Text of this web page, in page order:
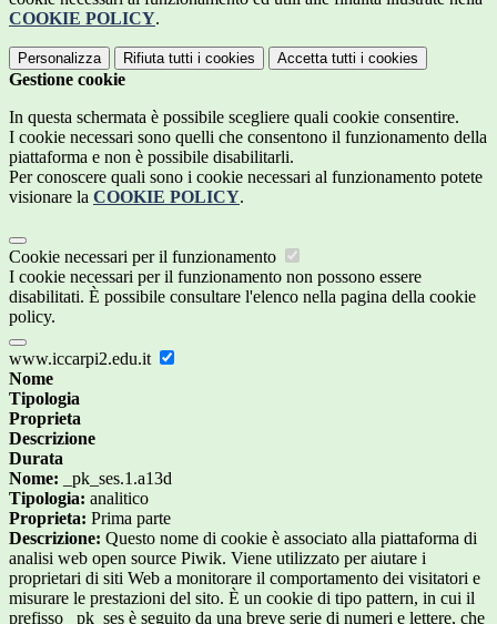
COOKIE POLICY.
Personalizza Rifiuta tutti i cookies Accetta tutti i cookies
Gestione cookie
In questa schermata è possibile scegliere quali cookie consentire.
I cookie necessari sono quelli che consentono il funzionamento della
piattaforma e non è possibile disabilitarli.
Per conoscere quali sono i cookie necessari al funzionamento potete
visionare la COOKIE POLICY.
Cookie necessari per il funzionamento
I cookie necessari per il funzionamento non possono essere
disabilitati. È possibile consultare l'elenco nella pagina della cookie
policy.
www.iccarpi2.edu.it
Nome
Tipologia
Proprieta
Descrizione
Durata
Nome: _pk_ses.1.a13d
Tipologia: analitico
Proprieta: Prima parte
Descrizione: Questo nome di cookie è associato alla piattaforma di
analisi web open source Piwik. Viene utilizzato per aiutare i
proprietari di siti Web a monitorare il comportamento dei visitatori e
misurare le prestazioni del sito. È un cookie di tipo pattern, in cui il
prefisso _pk_ses è seguito da una breve serie di numeri e lettere, che